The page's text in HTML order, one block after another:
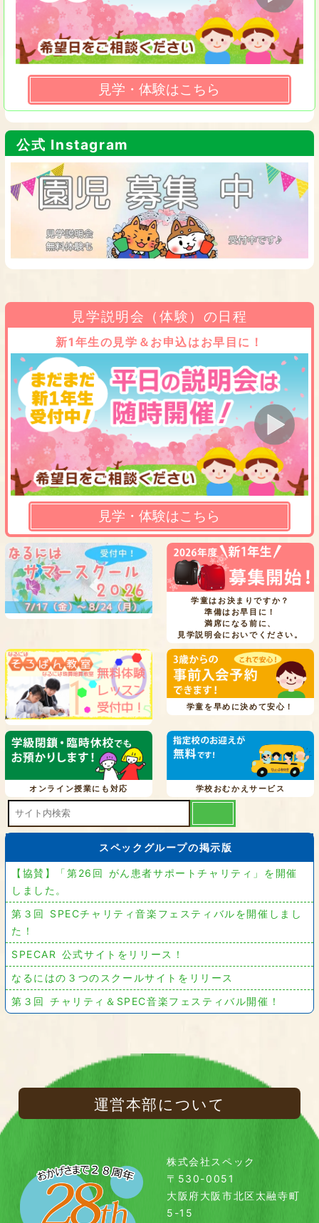
見学・体験はこちら
公式 Instagram
見学説明会（体験）の日程
新1年生の見学＆お申込はお早目に！
見学・体験はこちら
学童はお決まりですか？
準備はお早目に！
満席になる前に、
見学説明会においでください。
学童を早めに決めて安心！
オンライン授業にも対応 学校おむかえサービス
スペックグループの掲示版
【協賛】「第26回 がん患者サポートチャリティ」を開催
しました。
第３回 SPECチャリティ音楽フェスティバルを開催しまし
た！
SPECAR 公式サイトをリリース！
なるにはの３つのスクールサイトをリリース
第３回 チャリティ＆SPEC音楽フェスティバル開催！
運営本部について
株式会社スペック
〒530-0051
大阪府大阪市北区太融寺町
5-15